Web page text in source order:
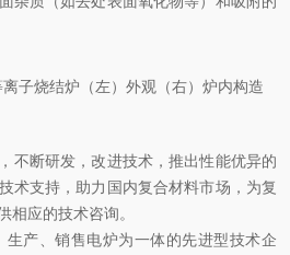
离子烧结炉（左）外观（右）炉内构造
不断研发，改进技术，推出性能优异的
术支持，助力国内复合材料市场，为复
相应的技术咨询。
产、销售电炉为一体的先进型技术企